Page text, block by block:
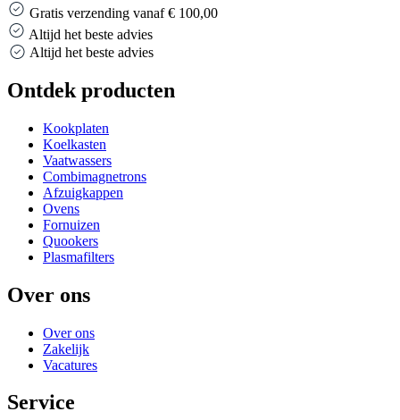
Gratis verzending vanaf € 100,00
Altijd het beste advies
Altijd het beste advies
Ontdek producten
Kookplaten
Koelkasten
Vaatwassers
Combimagnetrons
Afzuigkappen
Ovens
Fornuizen
Quookers
Plasmafilters
Over ons
Over ons
Zakelijk
Vacatures
Service